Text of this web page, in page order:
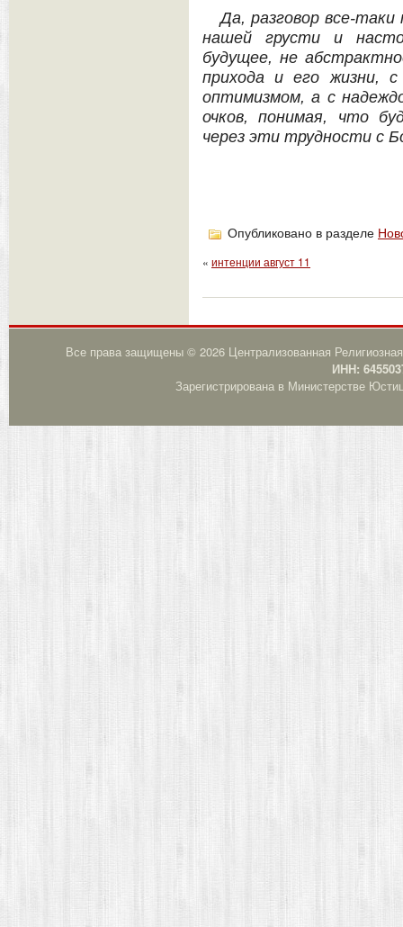
Да, разговор все-
нашей грусти и
будущее, не
прихода и его жизни,
оптимизмом, а с
очков, понимая, что
через эти трудности с
Опубликовано в разделе
« интенции август 11
Все права защищены © 2026 Централизованная
ИНН:
Зарегистрирована в Министерстве